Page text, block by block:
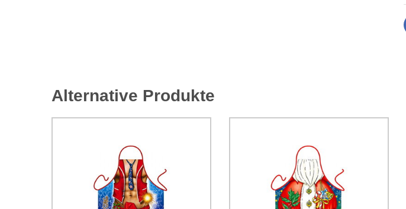
Alternative Produkte